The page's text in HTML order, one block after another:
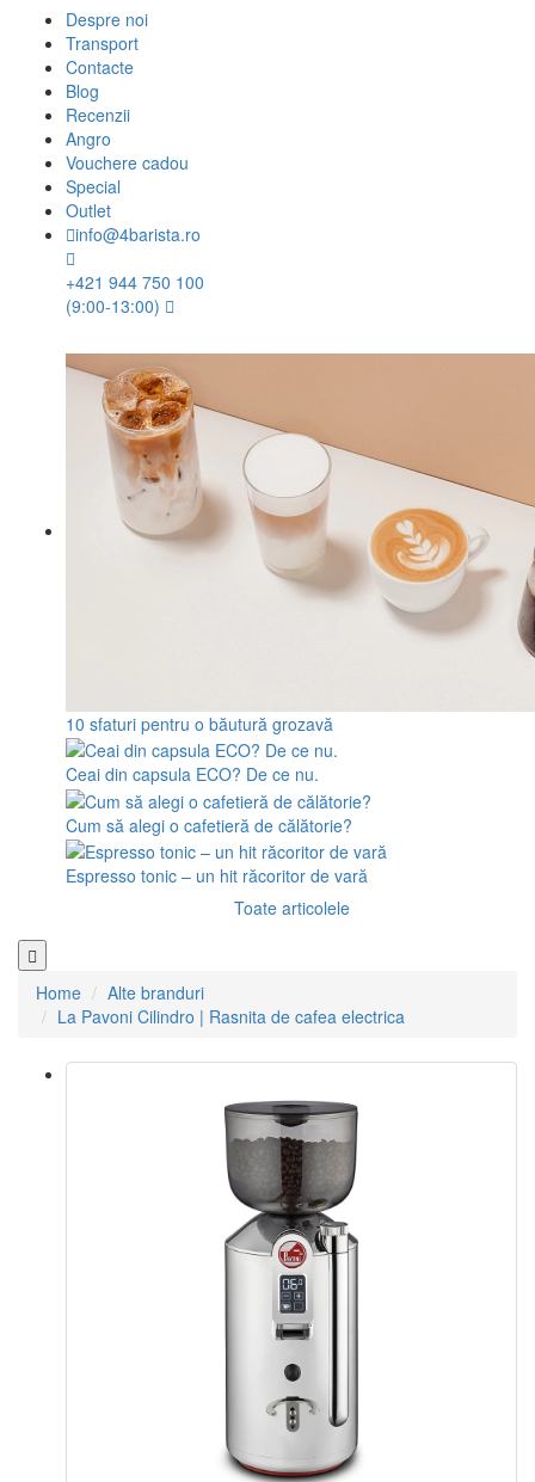
Despre noi
Transport
Contacte
Blog
Recenzii
Angro
Vouchere cadou
Special
Outlet
info@4barista.ro
+421 944 750 100
(9:00-13:00)
10 sfaturi pentru o băutură grozavă
Ceai din capsula ECO? De ce nu.
Cum să alegi o cafetieră de călătorie?
Espresso tonic – un hit răcoritor de vară
Toate articolele
Home
Alte branduri
La Pavoni Cilindro | Rasnita de cafea electrica